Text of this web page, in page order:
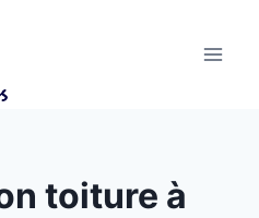
toiture à